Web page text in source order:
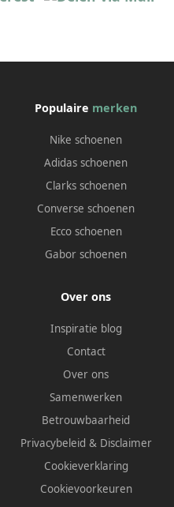
Populaire merken
Nike schoenen
Adidas schoenen
Clarks schoenen
Converse schoenen
Ecco schoenen
Gabor schoenen
Over ons
Inspiratie blog
Contact
Over ons
Samenwerken
Betrouwbaarheid
Privacybeleid & Disclaimer
Cookieverklaring
Cookievoorkeuren